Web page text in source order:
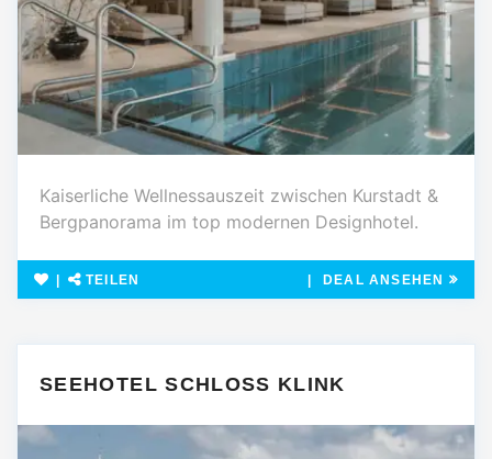
Kaiserliche Wellnessauszeit zwischen Kurstadt &
Bergpanorama im top modernen Designhotel.
TEILEN DEAL ANSEHEN
SEEHOTEL SCHLOSS KLINK